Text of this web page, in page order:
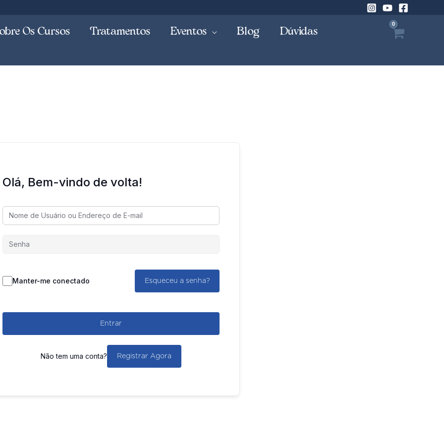
Os Cursos Tratamentos Eventos Blog
Dúvidas
Olá, Bem-vindo de volta!
Manter-me conectado Esqueceu a senha?
Entrar
Não tem uma conta? Registrar Agora